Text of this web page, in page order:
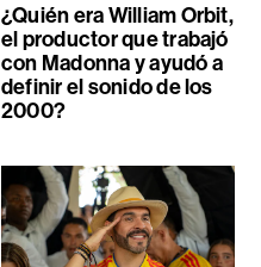
¿Quién era William Orbit,
el productor que trabajó
con Madonna y ayudó a
definir el sonido de los
2000?